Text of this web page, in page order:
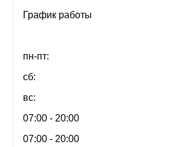
График работы
пн-пт:
сб:
вс:
07:00 - 20:00
07:00 - 20:00